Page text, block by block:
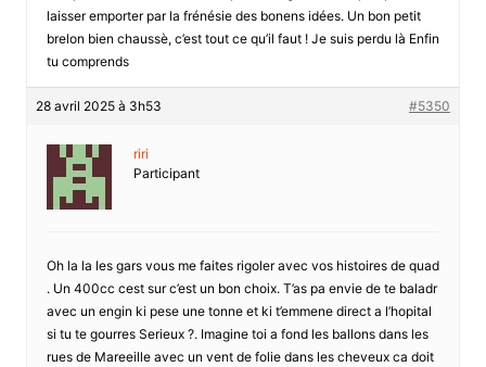
laisser emporter par la frénésie des bonens idées. Un bon petit
brelon bien chaussè, c’est tout ce qu’il faut ! Je suis perdu là Enfin
tu comprends
28 avril 2025 à 3h53 #5350
riri
Participant
Oh la la les gars vous me faites rigoler avec vos histoires de quad
. Un 400cc cest sur c’est un bon choix. T’as pa envie de te baladr
avec un engin ki pese une tonne et ki t’emmene direct a l’hopital
si tu te gourres Serieux ?. Imagine toi a fond les ballons dans les
rues de Mareeille avec un vent de folie dans les cheveux ca doit